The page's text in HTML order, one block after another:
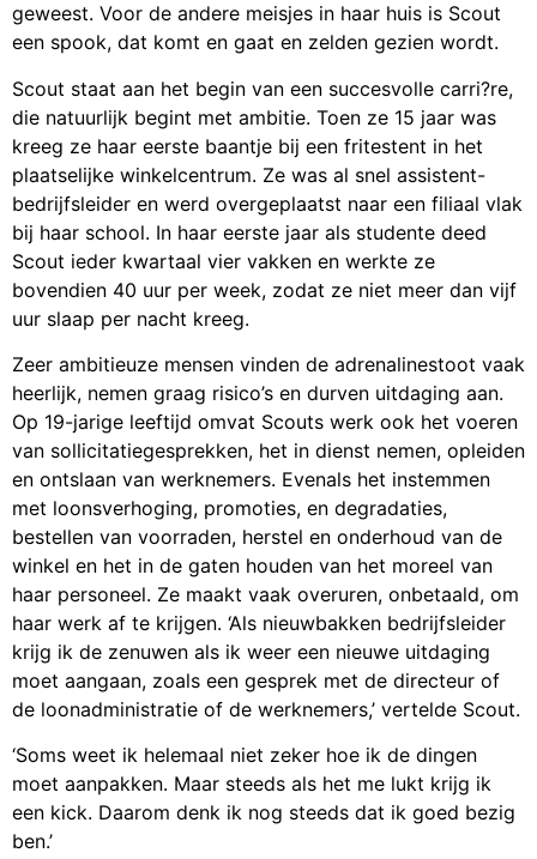
geweest. Voor de andere meisjes in haar huis is Scout
een spook, dat komt en gaat en zelden gezien wordt.
Scout staat aan het begin van een succesvolle carri?re,
die natuurlijk begint met ambitie. Toen ze 15 jaar was
kreeg ze haar eerste baantje bij een fritestent in het
plaatselijke winkelcentrum. Ze was al snel assistent-
bedrijfsleider en werd overgeplaatst naar een filiaal vlak
bij haar school. In haar eerste jaar als studente deed
Scout ieder kwartaal vier vakken en werkte ze
bovendien 40 uur per week, zodat ze niet meer dan vijf
uur slaap per nacht kreeg.
Zeer ambitieuze mensen vinden de adrenalinestoot vaak
heerlijk, nemen graag risico’s en durven uitdaging aan.
Op 19-jarige leeftijd omvat Scouts werk ook het voeren
van sollicitatiegesprekken, het in dienst nemen, opleiden
en ontslaan van werknemers. Evenals het instemmen
met loonsverhoging, promoties, en degradaties,
bestellen van voorraden, herstel en onderhoud van de
winkel en het in de gaten houden van het moreel van
haar personeel. Ze maakt vaak overuren, onbetaald, om
haar werk af te krijgen. ‘Als nieuwbakken bedrijfsleider
krijg ik de zenuwen als ik weer een nieuwe uitdaging
moet aangaan, zoals een gesprek met de directeur of
de loonadministratie of de werknemers,’ vertelde Scout.
‘Soms weet ik helemaal niet zeker hoe ik de dingen
moet aanpakken. Maar steeds als het me lukt krijg ik
een kick. Daarom denk ik nog steeds dat ik goed bezig
ben.’